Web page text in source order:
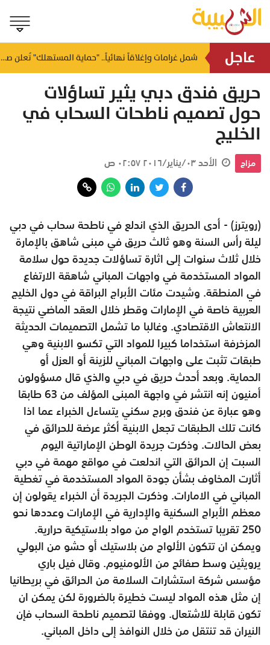
عاجل منذ ١٥ ساعة شمل غرامات وإغلاقاً نهائياً.. "حماية المستهلك" تُعلن صدور حكم قضائي بحق مؤسستين بمسقط
حريق فندق دبي يثير تساؤلات
حول تصميم ناطحات السحاب في
الخليج
مزاج الأحد ٠٣/يناير/٢٠١٦ ٠٢:٥٧ ص
(رويترز) - أدى الحريق الذي اندلع في ناطحة سحاب في دبي
ليلة رأس السنة وهو ثالث حريق في مبنى شاهق بالإمارة
خلال ثلاث سنوات إلى اثارة تساؤلات جديدة حول سلامة
المواد المستخدمة في واجهات المباني شاهقة الارتفاع
في المنطقة. وشيدت مئات الأبراج البراقة في دول الخليج
العربية خاصة في الإمارات وقطر خلال العقد الماضي نتيجة
الانتعاش الاقتصادي. وغالبا ما تشمل التصميمات الحديثة
المزخرفة استخداما كبيرا للمواد التي تكسو الابنية وهي
طبقات تثبت على واجهات المباني للزينة أو العزل أو
الحماية. وبعد أحدث حريق في دبي والذي قال مسؤولون
أمنيون إنه انتشر في واجهة المبنى المؤلف من 63 طابقا
وهو عبارة عن فندق وبرج سكني يتساءل الخبراء عما اذا
كانت تلك الطبقات تجعل الابنية أكثر عرضة للحرائق في
بعض الحالات. وذكرت جريدة الوطن الإماراتية اليوم
السبت إن الحرائق التي اندلعت في مواقع مهمة في دبي
أثارت المخاوف بشأن جودة المواد المستخدمة في تغطية
المباني في الامارات. وذكرت الجريدة أن الخبراء يقولون إن
معظم الأبراج السكنية والإدارية في الإمارات وعددها نحو
250 تقريبا تستخدم الواح من مواد بلاستيكية حرارية.
ويمكن ان تتكون الألواح من بلاستيك أو حشو من البولي
يرويثين وسط صفائح من الألومنيوم. وقال فيل باري
مؤسس شركة استشارات السلامة من الحرائق في بريطانيا
إن مثل هذه المواد ليست خطيرة بالضرورة لكن يمكن ان
تكون قابلة للاشتعال. ووفقا لتصميم ناطحة السحاب فإن
النيران قد تنتقل من خلال النوافذ إلى داخل المباني.